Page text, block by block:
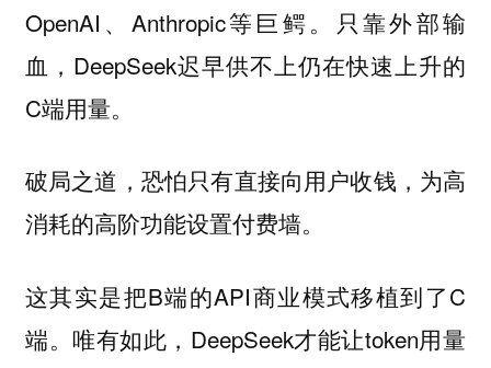
OpenAI、Anthropic等巨鳄。只靠外部输
血，DeepSeek迟早供不上仍在快速上升的
C端用量。
破局之道，恐怕只有直接向用户收钱，为高
消耗的高阶功能设置付费墙。
这其实是把B端的API商业模式移植到了C
端。唯有如此，DeepSeek才能让token用量